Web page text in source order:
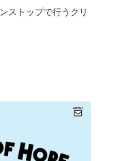
ストップで行うクリ